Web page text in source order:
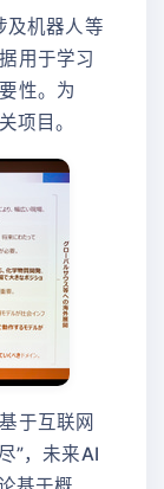
及机器人等
用于学习
性。为
项目。
于互联网
”，未来AI